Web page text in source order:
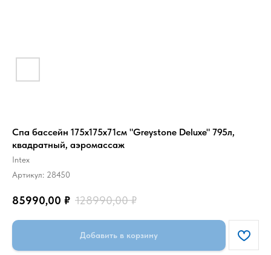
Спа бассейн 175х175х71см "Greystone Deluxe" 795л,
квадратный, аэромассаж
Intex
Артикул: 28450
85990,00 ₽ 128990,00 ₽
Добавить в корзину